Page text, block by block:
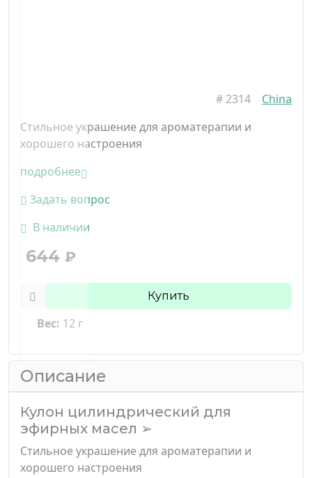
# 2314
China
Стильное украшение для ароматерапии и
хорошего настроения
подробнее
Задать вопрос
В наличии
644 ₽
Купить
Вес: 12 г
Описание
Кулон цилиндрический для
эфирных масел ➢
Стильное украшение для ароматерапии и
хорошего настроения